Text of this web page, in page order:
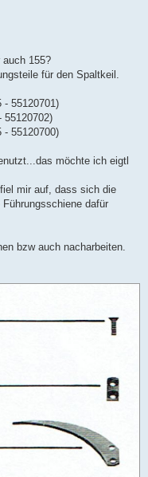
auch 155?
für den Spaltkeil.
- 55120701)
55120702)
- 55120700)
möchte ich eigtl
mir auf, dass sich die
dafür
bzw auch nacharbeiten.